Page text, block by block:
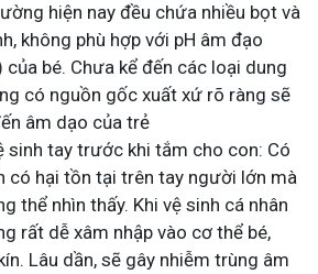
hiện nay đều chứa nhiều bọt và
không phù hợp với pH âm đạo
bé. Chưa kể đến các loại dung
có nguồn gốc xuất xứ rõ ràng sẽ
âm dạo của trẻ
sinh tay trước khi tắm cho con: Có
có hại tồn tại trên tay người lớn mà
thể nhìn thấy. Khi vệ sinh cá nhân
rất dễ xâm nhập vào cơ thể bé,
Lâu dần, sẽ gây nhiễm trùng âm